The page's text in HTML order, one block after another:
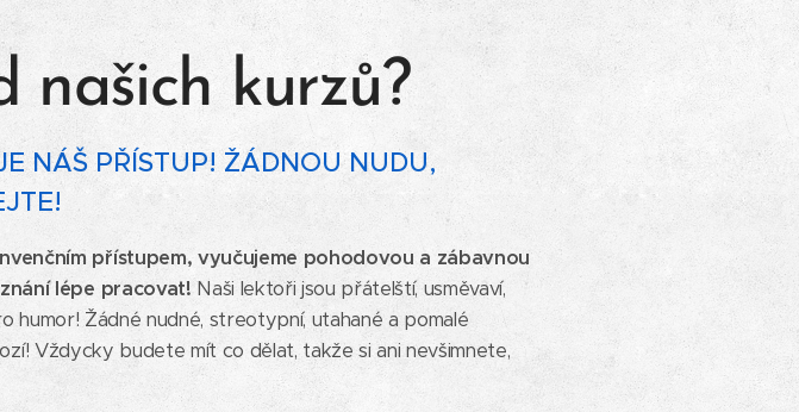
našich kurzů?
NÁŠ PŘÍSTUP! ŽÁDNOU NUDU,
přístupem, vyučujeme pohodovou a zábavnou
lépe pracovat!Naši lektoři jsou přátelští, usměvaví,
humor! Žádné nudné, streotypní, utahané a pomalé
Vždycky budete mít co dělat, takže si ani nevšimnete,